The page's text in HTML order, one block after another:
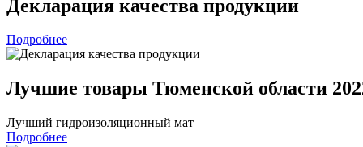
Декларация качества продукции
Подробнее
Лучшие товары Тюменской области
Лучший гидроизоляционный мат
Подробнее